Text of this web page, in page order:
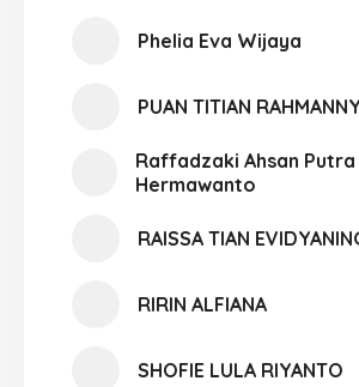
Phelia Eva Wijaya
PUAN TITIAN RAHMANNY
Raffadzaki Ahsan Putra
Hermawanto
RAISSA TIAN
RIRIN ALFIANA
SHOFIE LULA RIYANTO